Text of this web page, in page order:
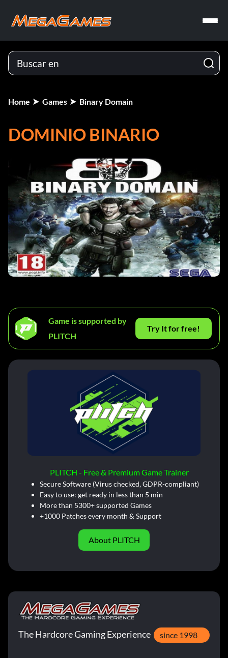
Home Games Binary Domain
DOMINIO BINARIO
Game is supported by
PLITCH
Try It for free!
PLITCH - Free & Premium Game Trainer
Secure Software (Virus checked, GDPR-compliant)
Easy to use: get ready in less than 5 min
More than 5300+ supported Games
+1000 Patches every month & Support
About PLITCH
The Hardcore Gaming Experience since 1998